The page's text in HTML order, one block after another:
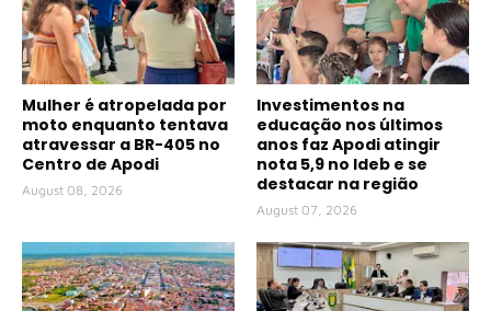
Mulher é atropelada por
moto enquanto tentava
atravessar a BR-405 no
Centro de Apodi
August 08, 2026
Investimentos na
educação nos últimos
anos faz Apodi atingir
nota 5,9 no Ideb e se
destacar na região
August 07, 2026